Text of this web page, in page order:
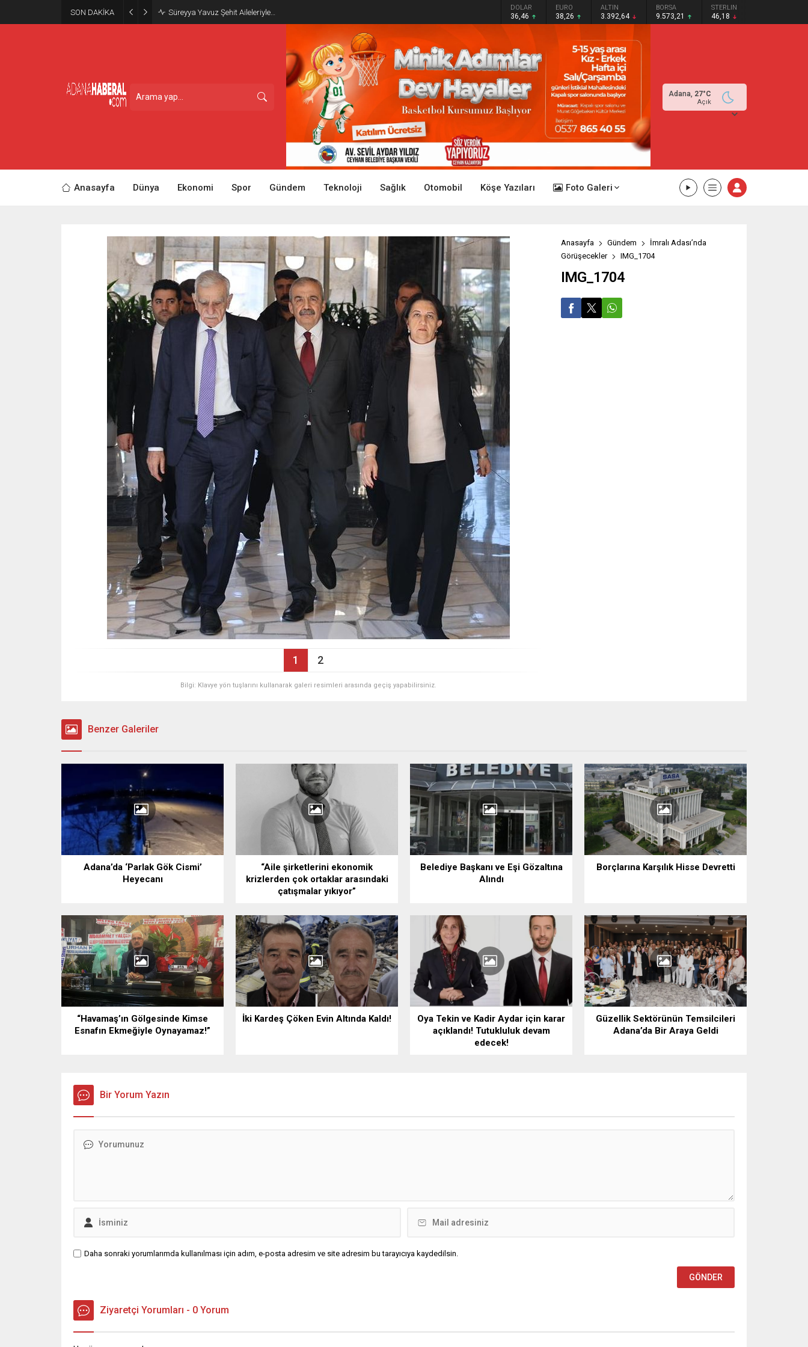
SON DAKİKA Süreyya Yavuz Şehit Aileleriyle… DOLAR
36,46
EURO
38,26
ALTIN
3.392,64
BORSA
9.573,21
STERLIN
46,18
Adana, 27°C
Açık
Anasayfa Dünya Ekonomi Spor Gündem Teknoloji Sağlık Otomobil Köşe Yazıları Foto Galeri
1 2
Bilgi: Klavye yön tuşlarını kullanarak galeri resimleri arasında geçiş yapabilirsiniz.
Anasayfa Gündem
İmralı Adası’nda
Görüşecekler
IMG_1704
IMG_1704
Benzer Galeriler
Adana’da ‘Parlak Gök Cismi’
Heyecanı
“Aile şirketlerini ekonomik
krizlerden çok ortaklar arasındaki
çatışmalar yıkıyor”
Belediye Başkanı ve Eşi Gözaltına
Alındı
Borçlarına Karşılık Hisse Devretti
“Havamaş’ın Gölgesinde Kimse
Esnafın Ekmeğiyle Oynayamaz!”
İki Kardeş Çöken Evin Altında Kaldı!
Oya Tekin ve Kadir Aydar için karar
açıklandı! Tutukluluk devam
edecek!
Güzellik Sektörünün Temsilcileri
Adana’da Bir Araya Geldi
Bir Yorum Yazın
Daha sonraki yorumlarımda kullanılması için adım, e-posta adresim ve site adresim bu tarayıcıya kaydedilsin.
Ziyaretçi Yorumları - 0 Yorum